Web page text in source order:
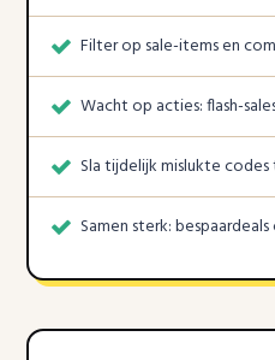
Filter op sale-items en
Wacht op acties: flash-
Sla tijdelijk mislukte
Samen sterk: